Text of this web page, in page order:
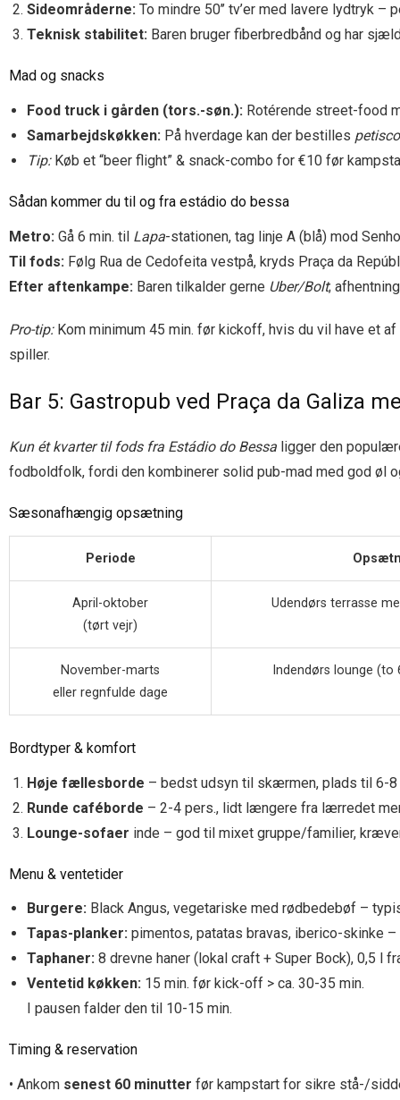
Sideområderne: To mindre 50’’ tv’er med lavere lydtryk
Teknisk stabilitet: Baren bruger fiberbredbånd og har
Mad og snacks
Food truck i gården (tors.-søn.): Rotérende street-food
Samarbejdskøkken: På hverdage kan der bestilles
Tip:Køb et “beer flight” & snack-combo for €10 før
Sådan kommer du til og fra estádio do bessa
Metro: Gå 6 min. til Lapa-stationen, tag linje A (blå) mod
Til fods: Følg Rua de Cedofeita vestpå, kryds Praça da
Efter aftenkampe: Baren tilkalder gerne Uber/Bolt;
Pro-tip:Kom minimum 45 min. før kickoff, hvis du vil have et
spiller.
Bar 5: Gastropub ved Praça da Galiza
Kun ét kvarter til fods fra Estádio do Bessa ligger den
fodboldfolk, fordi den kombinerer solid pub-mad med god øl
Sæsonafhængig opsætning
Periode
April-oktober
(tørt vejr)
Udendørs terrasse
November-marts
eller regnfulde dage
Indendørs lounge (to
Bordtyper & komfort
Høje fællesborde – bedst udsyn til skærmen, plads til 6-8
Runde caféborde – 2-4 pers., lidt længere fra lærredet
Lounge-sofaer inde – god til mixet gruppe/familier,
Menu & ventetider
Burgere: Black Angus, vegetariske med rødbedebøf –
Tapas-planker: pimentos, patatas bravas, iberico-skinke
Taphaner: 8 drevne haner (lokal craft + Super Bock), 0,5 l
Ventetid køkken: 15 min. før kick-off > ca. 30-35 min.
I pausen falder den til 10-15 min.
Timing & reservation
• Ankom senest 60 minutter før kampstart for sikre stå-/